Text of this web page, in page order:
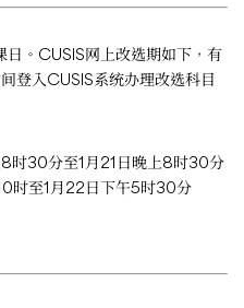
。CUSIS网上改选期如下，有
登入CUSIS系统办理改选科目
时30分至1月21日晚上8时30分
时至1月22日下午5时30分